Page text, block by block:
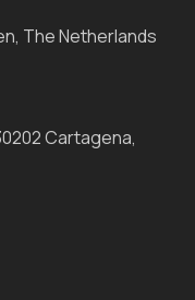
The Netherlands
Cartagena,